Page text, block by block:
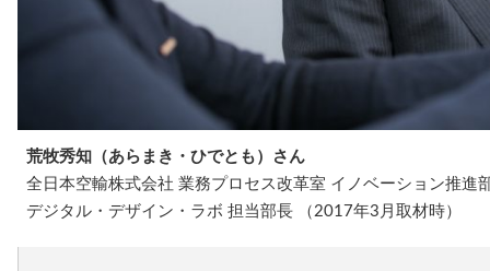
荒牧秀知（あらまき・ひでとも）さん
全日本空輸株式会社 業務プロセス改革室 イノベーション推
デジタル・デザイン・ラボ 担当部長 （2017年3月取材時）